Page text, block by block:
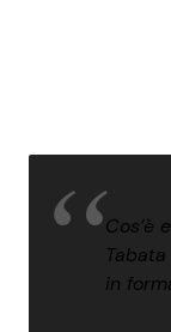
Cos’è
in